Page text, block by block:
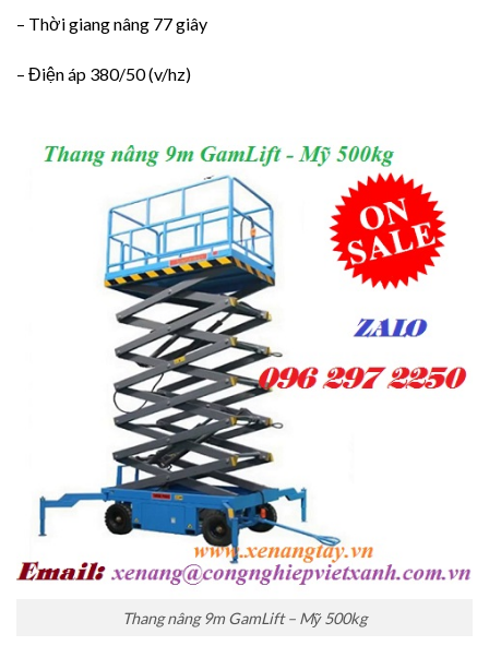
– Thời giang nâng 77 giây
– Điện áp 380/50 (v/hz)
Thang nâng 9m GamLift – Mỹ 500kg